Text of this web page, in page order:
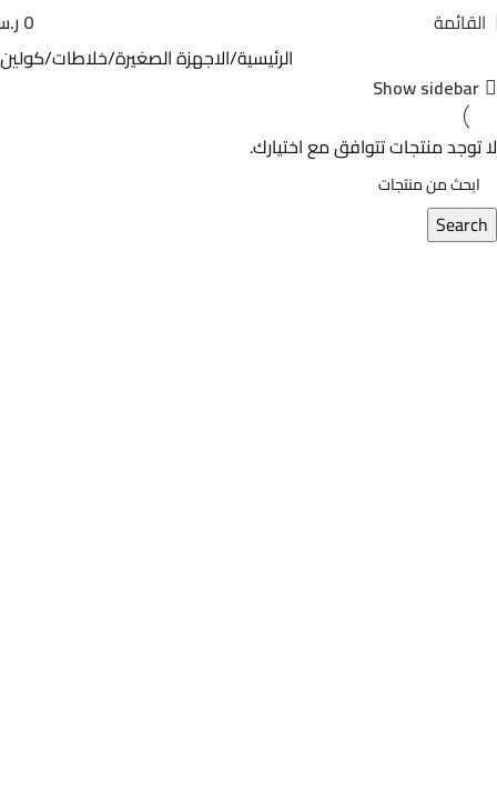
القائمة 0
الرئيسية الاجهزة الصغيرة خلاطات كولين
Show sidebar
لا توجد منتجات تتوافق مع اختيارك.
Search